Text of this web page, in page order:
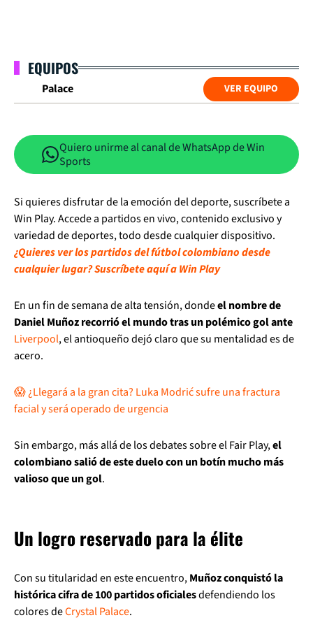
EQUIPOS
Palace VER EQUIPO
Quiero unirme al canal de WhatsApp de Win
Sports
Si quieres disfrutar de la emoción del deporte, suscríbete a
Win Play. Accede a partidos en vivo, contenido exclusivo y
variedad de deportes, todo desde cualquier dispositivo.
¿Quieres ver los partidos del fútbol colombiano desde
cualquier lugar? Suscríbete aquí a Win Play
En un fin de semana de alta tensión, dondeel nombre de
Daniel Muñoz recorrió el mundo tras un polémico gol ante
Liverpool, el antioqueño dejó claro que su mentalidad es de
acero.
😱 ¿Llegará a la gran cita? Luka Modrić sufre una fractura
facial y será operado de urgencia
Sin embargo, más allá de los debates sobre el Fair Play,el
colombiano salió de este duelo con un botín mucho más
valioso que un gol.
Un logro reservado para la élite
Con su titularidad en este encuentro,Muñoz conquistó la
histórica cifra de 100 partidos oficialesdefendiendo los
colores deCrystal Palace.